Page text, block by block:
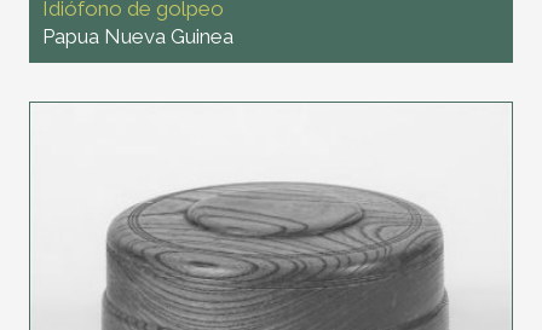
Idiófono de golpeo
Papua Nueva Guinea